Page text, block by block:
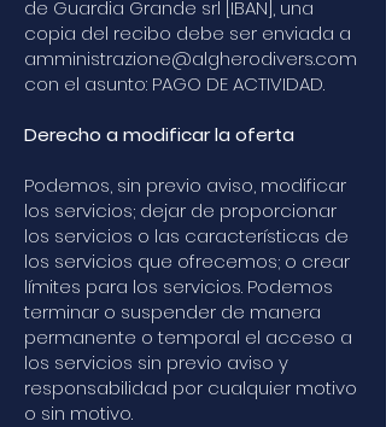
de Guardia Grande srl [IBAN], una
copia del recibo debe ser enviada a
amministrazione@algherodivers.com
con el asunto: PAGO DE ACTIVIDAD.
Derecho a modificar la oferta
Podemos, sin previo aviso, modificar
los servicios; dejar de proporcionar
los servicios o las características de
los servicios que ofrecemos; o crear
límites para los servicios. Podemos
terminar o suspender de manera
permanente o temporal el acceso a
los servicios sin previo aviso y
responsabilidad por cualquier motivo
o sin motivo.